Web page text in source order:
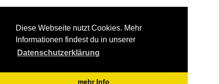
Diese Webseite nutzt Cookies. Mehr
Informationen findest du in unserer
Datenschutzerklärung
mehr Info